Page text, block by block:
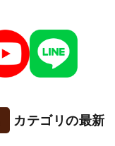
カテゴリの最新